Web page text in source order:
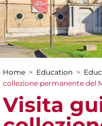
You are here
Home > Education >
collezione permanente del
Visita